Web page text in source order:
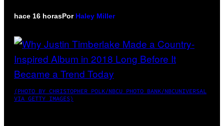
hace 16 horasPor Haley Miller
(PHOTO BY CHRISTOPHER POLK/NBCU PHOTO BANK/NBCUNIVERSAL
VIA GETTY IMAGES)